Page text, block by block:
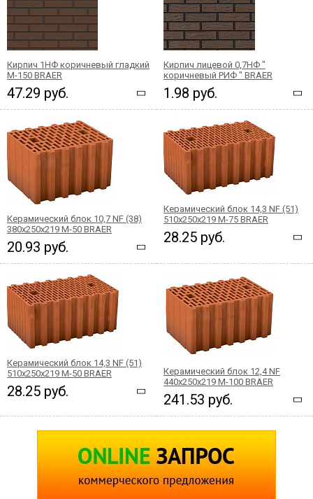
Кирпич 1НФ коричневый гладкий
М-150 BRAER
47.29 руб.
Кирпич лицевой 0,7НФ "
коричневый РИФ " BRAER
1.98 руб.
Керамический блок 10,7 NF (38)
380x250x219 М-50 BRAER
20.93 руб.
Керамический блок 14,3 NF (51)
510x250x219 М-75 BRAER
28.25 руб.
Керамический блок 14,3 NF (51)
510x250x219 М-50 BRAER
28.25 руб.
Керамический блок 12,4 NF
440x250x219 М-100 BRAER
241.53 руб.